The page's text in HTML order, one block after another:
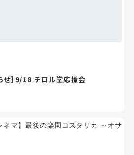
せ】9/18 チロル堂応援会